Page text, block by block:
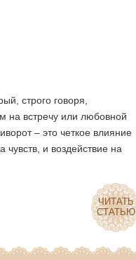
строго говоря,
на встречу или любовной
– это четкое влияние
чувств, и воздействие на
ЧИТАТЬ
СТАТЬЮ
ЧИТАТЬ
СТАТЬЮ